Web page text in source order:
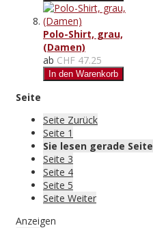
Polo-Shirt, grau,
(Damen)
ab CHF 47.25
In den Warenkorb
Seite
Seite Zurück
Seite 1
Sie lesen gerade Seite
Seite 3
Seite 4
Seite 5
Seite Weiter
Anzeigen